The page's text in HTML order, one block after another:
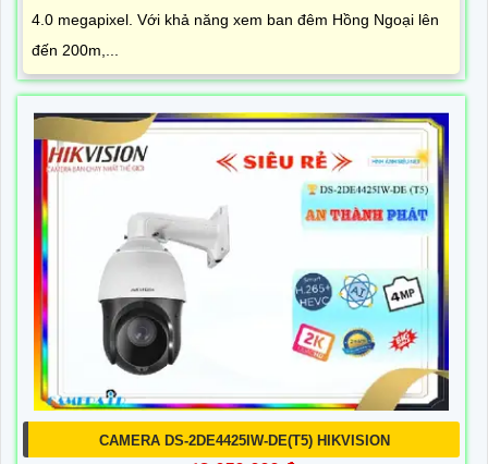
4.0 megapixel. Với khả năng xem ban đêm Hồng Ngoại lên
đến 200m,...
CAMERA DS-2DE4425IW-DE(T5) HIKVISION